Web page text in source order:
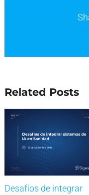
Related Posts
Desafíos de integrar